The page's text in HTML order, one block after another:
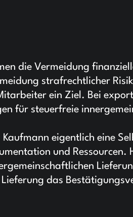
die Vermeidung
strafrechtlicher
ein Ziel. Bei
für steuerfreie
eigentlich eine
und Ressourcen.
das